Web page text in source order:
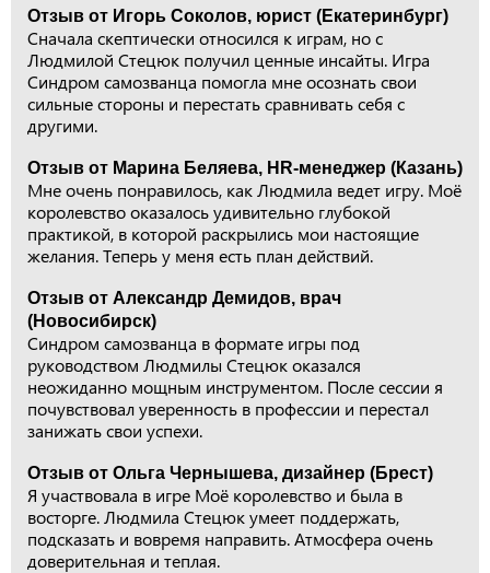
Отзыв от Игорь Соколов, юрист (Екатеринбург)
Сначала скептически относился к играм, но с
Людмилой Стецюк получил ценные инсайты. Игра
Синдром самозванца помогла мне осознать свои
сильные стороны и перестать сравнивать себя с
другими.
Отзыв от Марина Беляева, HR-менеджер (Казань)
Мне очень понравилось, как Людмила ведет игру. Моё
королевство оказалось удивительно глубокой
практикой, в которой раскрылись мои настоящие
желания. Теперь у меня есть план действий.
Отзыв от Александр Демидов, врач
(Новосибирск)
Синдром самозванца в формате игры под
руководством Людмилы Стецюк оказался
неожиданно мощным инструментом. После сессии я
почувствовал уверенность в профессии и перестал
занижать свои успехи.
Отзыв от Ольга Чернышева, дизайнер (Брест)
Я участвовала в игре Моё королевство и была в
восторге. Людмила Стецюк умеет поддержать,
подсказать и вовремя направить. Атмосфера очень
доверительная и теплая.